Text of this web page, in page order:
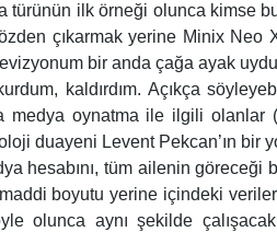
türünün ilk örneği olunca kimse
çıkarmak yerine Minix Neo
bir anda çağa ayak
kaldırdım. Açıkça
medya oynatma ile ilgili
duayeni Levent Pekcan’ın bir
hesabını, tüm ailenin göreceği
maddi boyutu yerine içindeki
olunca aynı şekilde